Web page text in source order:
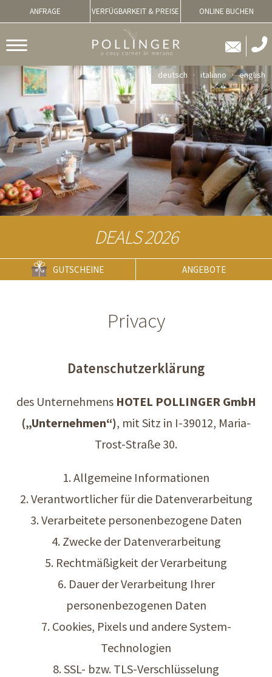
ANFRAGE VERFÜGBARKEIT & PREISE ONLINE BUCHEN
deutsch italiano english
DEALS 2026
GUTSCHEINE ANGEBOTE
Privacy
Datenschutzerklärung
des Unternehmens HOTEL POLLINGER GmbH
(„Unternehmen“), mit Sitz in I-39012, Maria-
Trost-Straße 30.
1. Allgemeine Informationen
2. Verantwortlicher für die Datenverarbeitung
3. Verarbeitete personenbezogene Daten
4. Zwecke der Datenverarbeitung
5. Rechtmäßigkeit der Verarbeitung
6. Dauer der Verarbeitung Ihrer
personenbezogenen Daten
7. Cookies, Pixels und andere System-
Technologien
8. SSL- bzw. TLS-Verschlüsselung